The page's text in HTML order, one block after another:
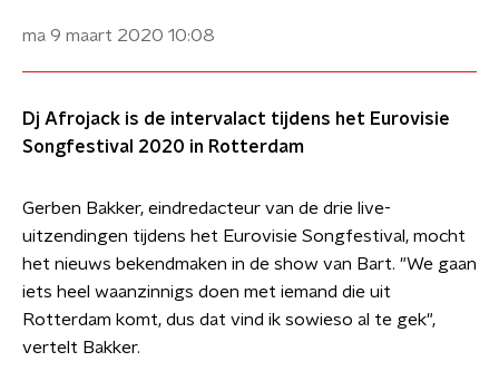
ma 9 maart 2020 10:08
Dj Afrojack is de intervalact tijdens het Eurovisie
Songfestival 2020 in Rotterdam
Gerben Bakker, eindredacteur van de drie live-
uitzendingen tijdens het Eurovisie Songfestival, mocht
het nieuws bekendmaken in de show van Bart. "We gaan
iets heel waanzinnigs doen met iemand die uit
Rotterdam komt, dus dat vind ik sowieso al te gek",
vertelt Bakker.